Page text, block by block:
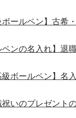
ールペン】古希
ンの名入れ】退
ボールペン】名
いのプレゼント